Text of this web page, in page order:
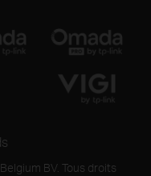
BV. Tous droits